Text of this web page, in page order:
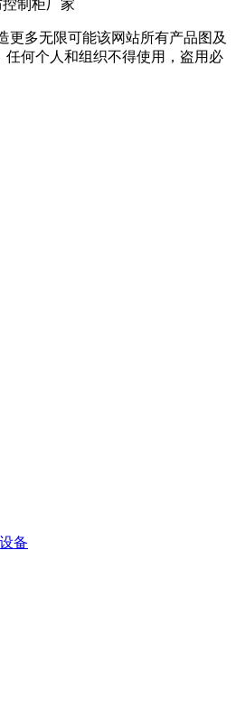
更多无限可能该网站所有产品图及
任何个人和组织不得使用，盗用必
备